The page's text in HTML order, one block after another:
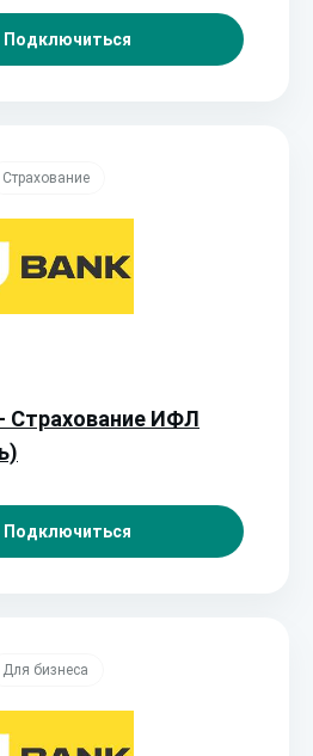
Подключиться
Страхование
Страхование ИФЛ
Подключиться
Для бизнеса